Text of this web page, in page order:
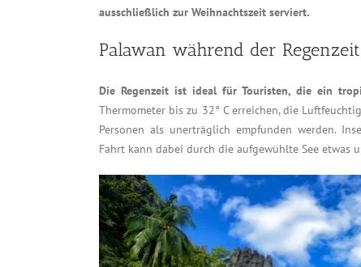
ausschließlich zur Weihnachtszeit serviert.
Palawan während der Regenzeit
Die Regenzeit ist ideal für Touristen, die ein
Thermometer bis zu 32° C erreichen, die
Personen als unerträglich empfunden werden.
Fahrt kann dabei durch die aufgewühlte See etwas